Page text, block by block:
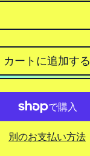
カートに追加する
別のお支払い方法